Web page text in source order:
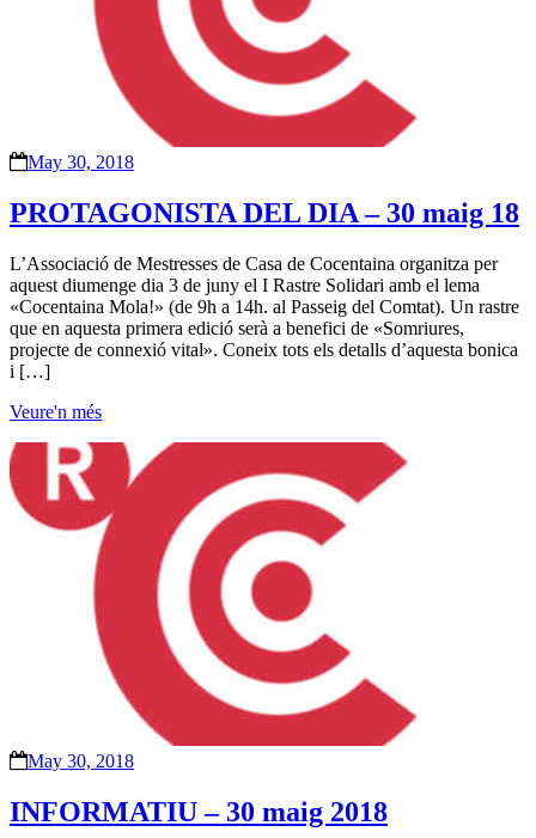
May 30, 2018
PROTAGONISTA DEL DIA – 30 maig 18
L’Associació de Mestresses de Casa de Cocentaina organitza per
aquest diumenge dia 3 de juny el I Rastre Solidari amb el lema
«Cocentaina Mola!» (de 9h a 14h. al Passeig del Comtat). Un rastre
que en aquesta primera edició serà a benefici de «Somriures,
projecte de connexió vital». Coneix tots els detalls d’aquesta bonica
i […]
Veure'n més
May 30, 2018
INFORMATIU – 30 maig 2018